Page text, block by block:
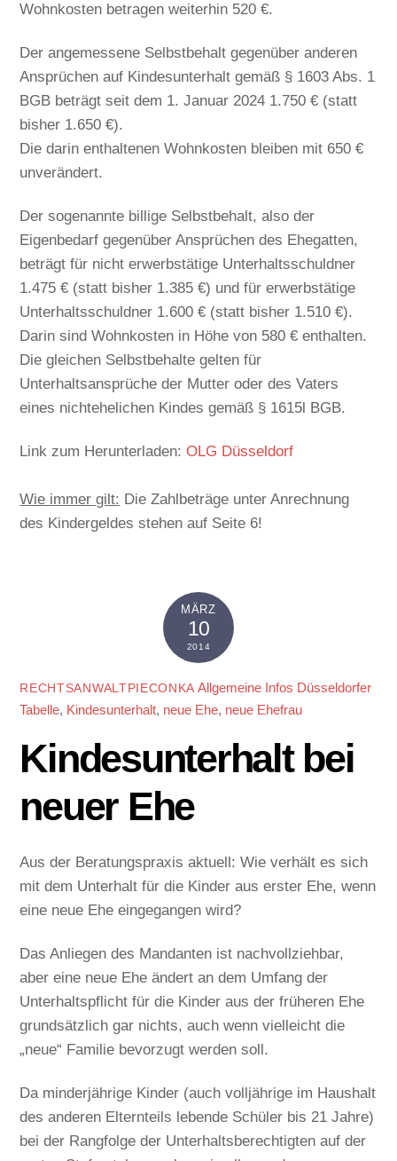
Wohnkosten betragen weiterhin 520 €.
Der angemessene Selbstbehalt gegenüber anderen
Ansprüchen auf Kindesunterhalt gemäß § 1603 Abs. 1
BGB beträgt seit dem 1. Januar 2024 1.750 € (statt
bisher 1.650 €).
Die darin enthaltenen Wohnkosten bleiben mit 650 €
unverändert.
Der sogenannte billige Selbstbehalt, also der
Eigenbedarf gegenüber Ansprüchen des Ehegatten,
beträgt für nicht erwerbstätige Unterhaltsschuldner
1.475 € (statt bisher 1.385 €) und für erwerbstätige
Unterhaltsschuldner 1.600 € (statt bisher 1.510 €).
Darin sind Wohnkosten in Höhe von 580 € enthalten.
Die gleichen Selbstbehalte gelten für
Unterhaltsansprüche der Mutter oder des Vaters
eines nichtehelichen Kindes gemäß § 1615l BGB.
Link zum Herunterladen:OLG Düsseldorf
Wie immer gilt: Die Zahlbeträge unter Anrechnung
des Kindergeldes stehen auf Seite 6!
MÄRZ
10
2014
RECHTSANWALTPIECONKA Allgemeine Infos Düsseldorfer
Tabelle, Kindesunterhalt, neue Ehe, neue Ehefrau
Kindesunterhalt bei
neuer Ehe
Aus der Beratungspraxis aktuell: Wie verhält es sich
mit dem Unterhalt für die Kinder aus erster Ehe, wenn
eine neue Ehe eingegangen wird?
Das Anliegen des Mandanten ist nachvollziehbar,
aber eine neue Ehe ändert an dem Umfang der
Unterhaltspflicht für die Kinder aus der früheren Ehe
grundsätzlich gar nichts, auch wenn vielleicht die
„neue“ Familie bevorzugt werden soll.
Da minderjährige Kinder (auch volljährige im Haushalt
des anderen Elternteils lebende Schüler bis 21 Jahre)
bei der Rangfolge der Unterhaltsberechtigten auf der